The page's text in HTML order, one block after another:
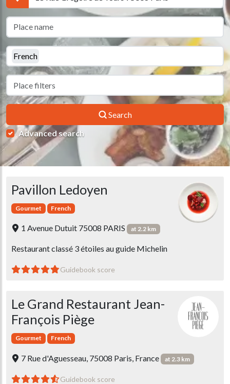
French
Search
Advanced search
Pavillon Ledoyen
Gourmet French
1 Avenue Dutuit 75008 PARIS at 2.2 km
Restaurant classé 3 étoiles au guide Michelin
Guidebook score
Le Grand Restaurant Jean-
François Piège
Gourmet French
7 Rue d'Aguesseau, 75008 Paris, France at 2.3 km
Guidebook score